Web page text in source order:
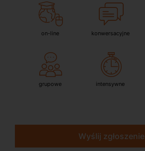
on-line konwersacyjne
grupowe intensywne
Wyślij zgłoszenie